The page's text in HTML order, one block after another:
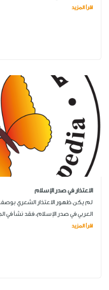
اقرأ المزيد
الاعتذار في صدر الإسلام
لم يكن ظهور الاعتذار الشعري
العربي في صدر الإسلام، فقد نشأ في
اقرأ المزيد